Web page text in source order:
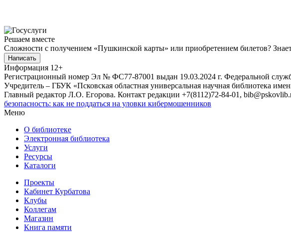
Решаем вместе
Сложности с получением «Пушкинской карты» или приобретением билетов?
Написать
Информация 12+
Регистрационный номер Эл № ФС77-87001 выдан 19.03.2024 г. Федеральной
Учредитель – ГБУК «Псковская областная универсальная научная библиотека
Главный редактор Л.О. Егорова. Контакт редакции +7(8112)72-84-01,
безопасность: как не поддаться на уловки кибермошенников
Меню
О библиотеке
Электронная библиотека
Услуги
Ресурсы
Каталоги
Проекты
Кабинет Курбатова
Клубы
Коллегам
Магазин
Книга памяти